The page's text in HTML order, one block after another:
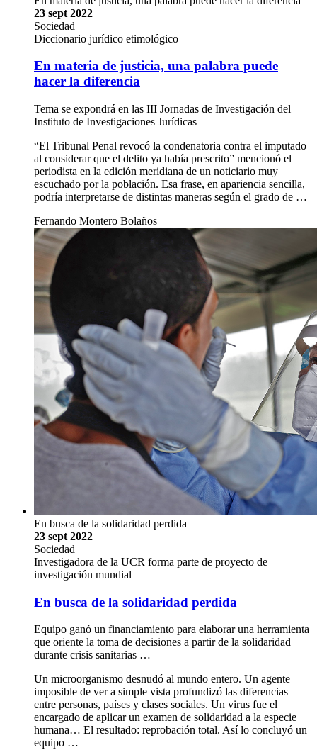
23 sept 2022
Sociedad
Diccionario jurídico etimológico
En materia de justicia, una palabra puede
hacer la diferencia
Tema se expondrá en las III Jornadas de Investigación del
Instituto de Investigaciones Jurídicas
“El Tribunal Penal revocó la condenatoria contra el imputado
al considerar que el delito ya había prescrito” mencionó el
periodista en la edición meridiana de un noticiario muy
escuchado por la población. Esa frase, en apariencia sencilla,
podría interpretarse de distintas maneras según el grado de …
Fernando Montero Bolaños
En busca de la solidaridad perdida
23 sept 2022
Sociedad
Investigadora de la UCR forma parte de proyecto de
investigación mundial
En busca de la solidaridad perdida
Equipo ganó un financiamiento para elaborar una herramienta
que oriente la toma de decisiones a partir de la solidaridad
durante crisis sanitarias …
Un microorganismo desnudó al mundo entero. Un agente
imposible de ver a simple vista profundizó las diferencias
entre personas, países y clases sociales. Un virus fue el
encargado de aplicar un examen de solidaridad a la especie
humana… El resultado: reprobación total. Así lo concluyó un
equipo …